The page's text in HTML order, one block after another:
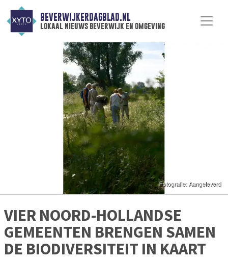
BEVERWIJKERDAGBLAD.NL
lokaal nieuws beverwijk en omgeving
VIER NOORD-HOLLANDSE
GEMEENTEN BRENGEN SAMEN
DE BIODIVERSITEIT IN KAART